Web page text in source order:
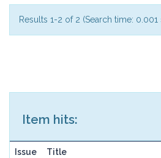
Results 1-2 of 2 (Search time: 0.001
Item hits:
Issue Title